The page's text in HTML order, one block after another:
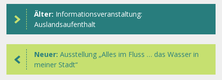
Älter: Informationsveranstaltung:
Auslandsaufenthalt
Neuer:Ausstellung „Alles im Fluss … das Wasser in
meiner Stadt“